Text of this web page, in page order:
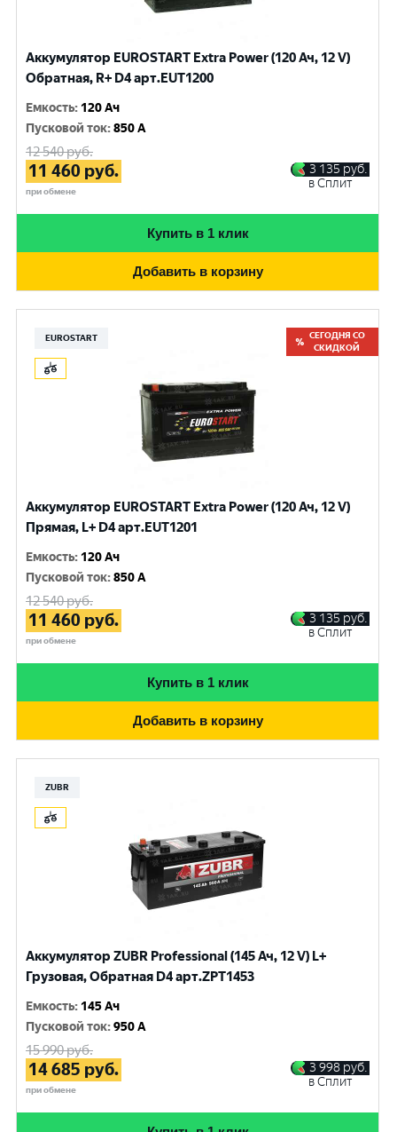
Аккумулятор EUROSTART Extra Power (120 Ач, 12 V)
Обратная, R+ D4 арт.EUT1200
Емкость: 120 Ач
Пусковой ток:850 A
12 540руб.
11 460 руб.
при обмене
3 135 руб.
в Сплит
Купить в 1 клик
Добавить в корзину
EUROSTART
СЕГОДНЯ СО
СКИДКОЙ
Аккумулятор EUROSTART Extra Power (120 Ач, 12 V)
Прямая, L+ D4 арт.EUT1201
Емкость: 120 Ач
Пусковой ток:850 A
12 540руб.
11 460 руб.
при обмене
3 135 руб.
в Сплит
Купить в 1 клик
Добавить в корзину
ZUBR
Аккумулятор ZUBR Professional (145 Ач, 12 V) L+
Грузовая, Обратная D4 арт.ZPT1453
Емкость: 145 Ач
Пусковой ток:950 A
15 990руб.
14 685 руб.
при обмене
3 998 руб.
в Сплит